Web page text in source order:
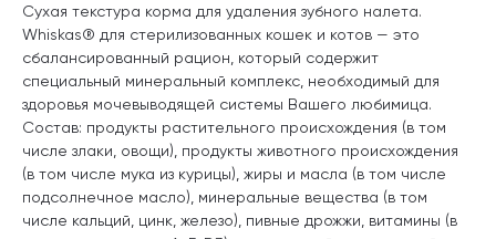
Сухая текстура корма для удаления зубного налета.
Whiskas® для стерилизованных кошек и котов — это
сбалансированный рацион, который содержит
специальный минеральный комплекс, необходимый для
здоровья мочевыводящей системы Вашего любимица.
Состав: продукты растительного происхождения (в том
числе злаки, овощи), продукты животного происхождения
(в том числе мука из курицы), жиры и масла (в том числе
подсолнечное масло), минеральные вещества (в том
числе кальций, цинк, железо), пивные дрожжи, витамины (в